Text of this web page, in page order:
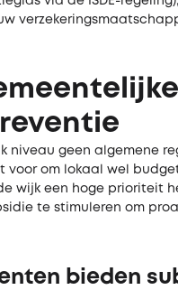
niveau geen algemene
voor om lokaal wel
wijk een hoge prioriteit
te stimuleren om
bieden